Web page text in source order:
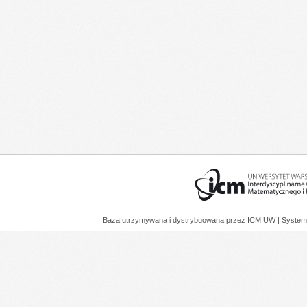
Baza utrzymywana i dystrybuowana przez ICM UW |